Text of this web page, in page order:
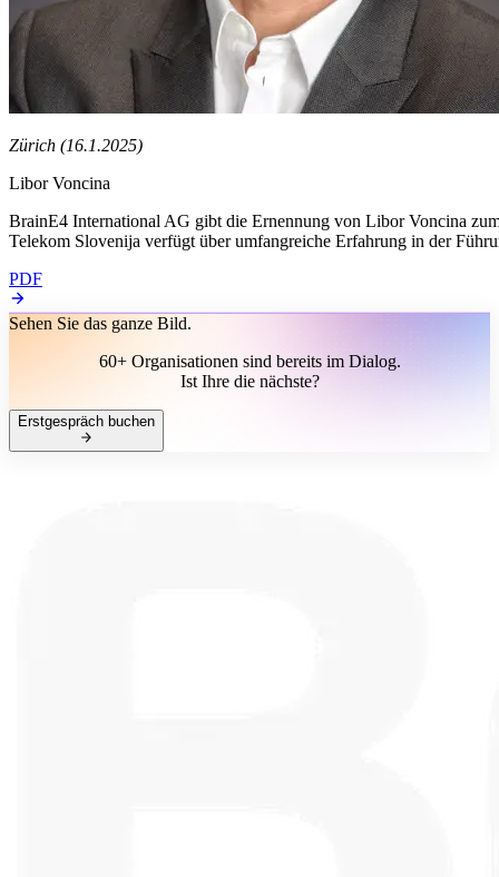
Zürich (16.1.2025)
Libor Voncina
BrainE4 International AG gibt die Ernennung von Libor Voncina
Telekom Slovenija verfügt über umfangreiche Erfahrung in der
PDF
Sehen Sie das ganze Bild.
60+ Organisationen sind bereits im Dialog.
Ist Ihre die nächste?
Erstgespräch buchen